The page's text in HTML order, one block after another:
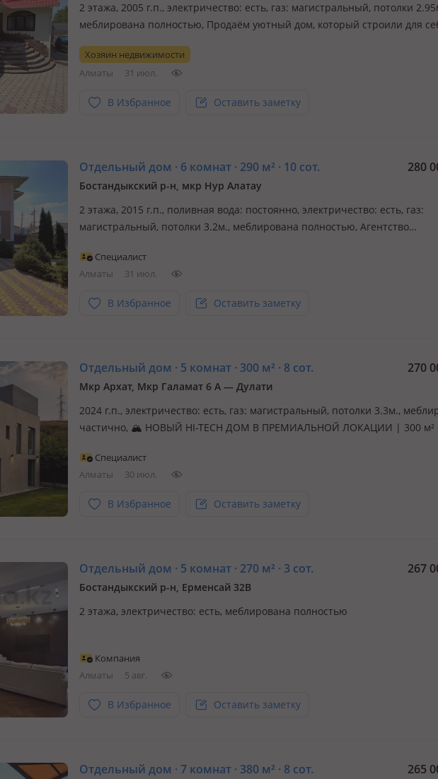
2 этажа, 2005 г.п., электричество: есть, газ: магистральный, потолки
меблирована полностью, Продаём уютный дом, который строили для
для тех, кто ценит комфорт, тишину и простор. 📍 Дом ИЖС 📄 Все
Хозяин недвижимости
Алматы
31 июл.
В Избранное Оставить заметку
Отдельный дом · 6 комнат · 290 м² · 10 сот. 280
Бостандыкский р-н, мкр Нур Алатау
2 этажа, 2015 г.п., поливная вода: постоянно, электричество: есть, газ:
магистральный, потолки 3.2м., меблирована полностью, Агентство
ПРОДАЖУ: 🏠 Шикарный Уютный дом в экологически чистом районе
Бостандыкский Район, мкр. Нур…
Специалист
Алматы
31 июл.
В Избранное Оставить заметку
Отдельный дом · 5 комнат · 300 м² · 8 сот. 270
Мкр Архат, Мкр Галамат 6 А — Дулати
2024 г.п., электричество: есть, газ: магистральный, потолки 3.3м.,
частично, 🏔️ НОВЫЙ HI-TECH ДОМ В ПРЕМИАЛЬНОЙ ЛОКАЦИИ | 300 м²
одной из самых комфортных и экологичных локаций Алматы — вверх по
Дулати, ряд…
Специалист
Алматы
30 июл.
В Избранное Оставить заметку
Отдельный дом · 5 комнат · 270 м² · 3 сот. 267
Бостандыкский р-н, Ерменсай 32В
2 этажа, электричество: есть, меблирована полностью
Компания
Алматы
5 авг.
В Избранное Оставить заметку
Отдельный дом · 7 комнат · 380 м² · 8 сот. 265